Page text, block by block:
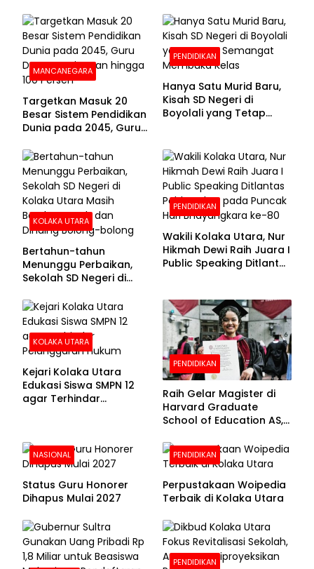
Sekolah
MANCANEGARA
Targetkan Masuk 20
Besar Sistem Pendidikan
Dunia pada 2045, Guru
100 Persen
PENDIDIKAN
Hanya Satu Murid Baru,
Kisah SD Negeri di
Boyolali yang Tetap
KOLAKA UTARA
Bertahun-tahun
Menunggu Perbaikan,
Sekolah SD Negeri di
Beralas Tanah dan
Dinding Bolong-bolong
PENDIDIKAN
Wakili Kolaka Utara, Nur
Hikmah Dewi Raih Juara I
Public Speaking Ditlantas
Bhayangkara ke-80
KOLAKA UTARA
Kejari Kolaka Utara
Edukasi Siswa SMPN 12
agar Terhindar
PENDIDIKAN
Raih Gelar Magister di
Harvard Graduate
School of Education AS,
Foto Putrinya Perlihatkan
Ijazah
NASIONAL
Status Guru Honorer
Dihapus Mulai 2027
PENDIDIKAN
Perpustakaan Woipedia
Terbaik di Kolaka Utara
PENDIDIKAN